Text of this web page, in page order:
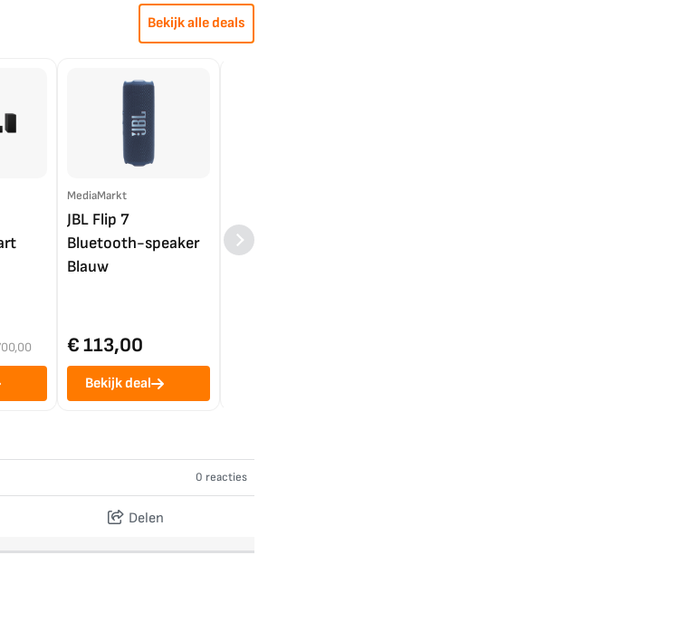
Bekijk alle deals
MediaMarkt
JBL Flip 7
Bluetooth-speaker
Blauw
€ 113,00
Bekijk deal
LG OLED55C56LB
4K TV (2025)
0 reacties
Delen